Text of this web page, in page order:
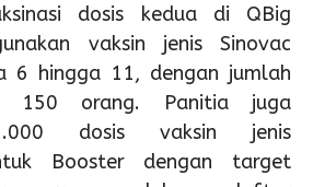
dosis kedua di QBig
vaksin jenis Sinovac
6 hingga 11, dengan jumlah
150 orang. Panitia juga
dosis vaksin jenis
Booster dengan target